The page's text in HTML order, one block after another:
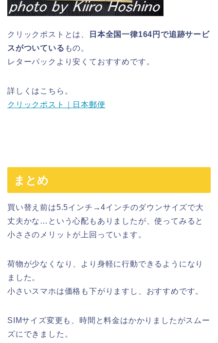
クリックポストとは、
日本全国一律164円で追跡サービ
スがついている もの。
レターパックより安くておすすめです。
詳しくはこちら。
クリックポスト｜日本郵便
まとめ
買い替え前は5.5インチ→4インチのダウンサイズで大
丈夫かな…という心配もありましたが、使ってみると
小ささのメリットが上回っています。
荷物が少なくなり、より身軽に行動できるようになり
ました。
小さいスマホは価格も下がりますし、おすすめです。
SIMサイズ変更も、時間と料金はかかりましたがスムー
ズにできました。